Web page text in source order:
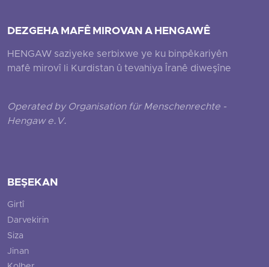
DEZGEHA MAFÊ MIROVAN A HENGAWÊ
HENGAW saziyeke serbixwe ye ku binpêkariyên
mafê mirovî li Kurdistan û tevahiya Îranê diweşîne
Operated by Organisation für Menschenrechte -
Hengaw e.V.
BEŞEKAN
Girtî
Darvekirin
Siza
Jinan